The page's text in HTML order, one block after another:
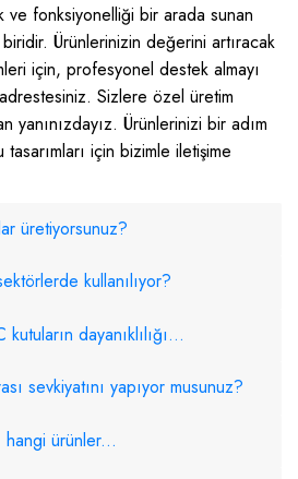
ve fonksiyonelliği bir arada sunan
Ürünlerinizin değerini artıracak
için, profesyonel destek almayı
Sizlere özel üretim
yanınızdayız. Ürünlerinizi bir adım
için bizimle iletişime
üretiyorsunuz?
kullanılıyor?
dayanıklılığı...
sevkiyatını yapıyor musunuz?
hangi ürünler...